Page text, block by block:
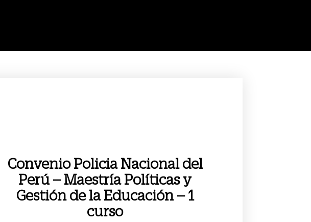
Convenio Policia Nacional del
Perú – Maestría Políticas y
Gestión de la Educación – 1
curso